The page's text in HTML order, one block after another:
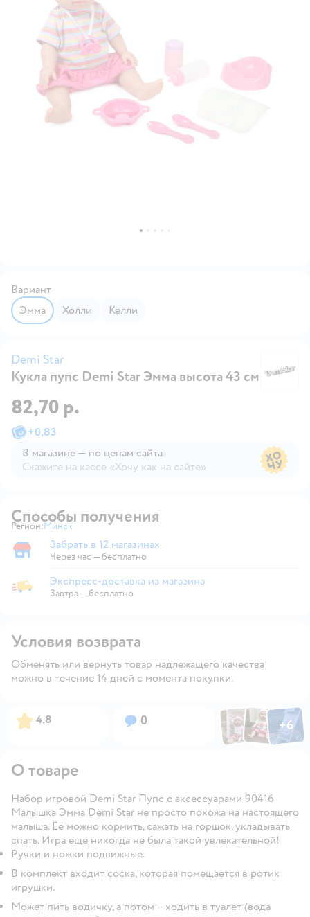
Вариант
Эмма
Холли Келли
Demi Star
Кукла пупс Demi Star Эмма высота 43 см
82,70 р.
+0,83
В магазине — по ценам сайта
Скажите на кассе «Хочу как на сайте»
Способы получения
Регион: Выбор адреса доставки.
Минск
Забрать в магазине
Забрать в 12 магазинах
Через час — бесплатно
Экспресс-доставка из магазина
Экспресс-доставка из магазина
Завтра—бесплатно
Условия возврата
Обменять или вернуть товар надлежащего качества
можно в течение 14 дней с момента покупки.
Рейтинг:
4,8 Вопросов:
0 ФотоФотоФото
+6
Открыть
О товаре
Набор игровой Demi Star Пупс с аксессуарами 90416
Малышка Эмма Demi Star не просто похожа на настоящего
малыша. Её можно кормить, сажать на горшок, укладывать
спать. Игра еще никогда не была такой увлекательной!
Ручки и ножки подвижные.
В комплект входит соска, которая помещается в ротик
игрушки.
Может пить водичку, а потом – ходить в туалет (вода